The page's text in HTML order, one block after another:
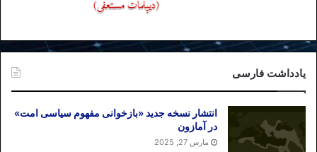
یادداشت فارسی
انتشار نسخه جدید «بازخوانی مفهوم سیاسی امت»
در آمازون
مارس 27, 2025